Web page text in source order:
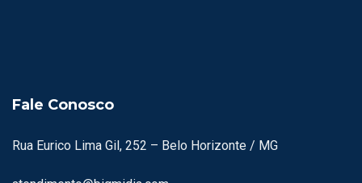
Fale Conosco
Rua Eurico Lima Gil, 252 – Belo Horizonte / MG